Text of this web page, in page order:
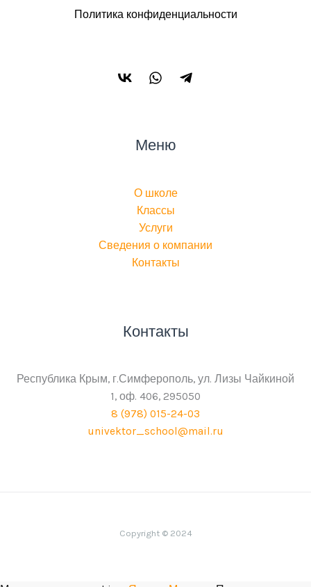
Политика конфиденциальности
Меню
О школе
Классы
Услуги
Сведения о компании
Контакты
Контакты
Республика Крым, г.Симферополь, ул. Лизы Чайкиной
1, оф. 406, 295050
8 (978) 015-24-03
univektor_school@mail.ru
Copyright © 2024